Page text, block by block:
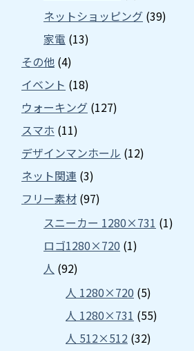
ネットショッピング (39)
家電 (13)
その他 (4)
イベント (18)
ウォーキング (127)
スマホ (11)
デザインマンホール (12)
ネット関連 (3)
フリー素材 (97)
スニーカー 1280×731 (1)
ロゴ1280×720 (1)
人 (92)
人 1280×720 (5)
人 1280×731 (55)
人 512×512 (32)